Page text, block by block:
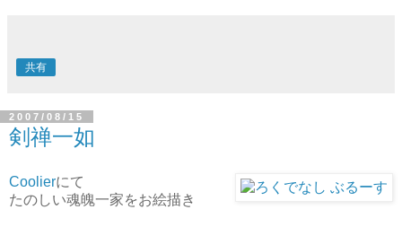
共有
2007/08/15
剣禅一如
Coolierにて
たのしい魂魄一家をお絵描き